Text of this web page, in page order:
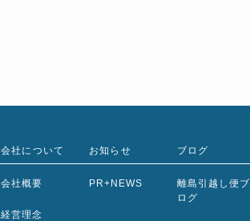
会社について
会社概要
経営理念
お知らせ
PR+NEWS
ブログ
離島引越し便ブ
ログ